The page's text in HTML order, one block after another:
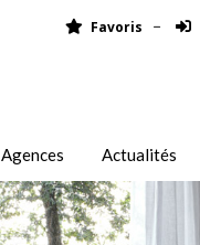
Favoris
Agences Actualités